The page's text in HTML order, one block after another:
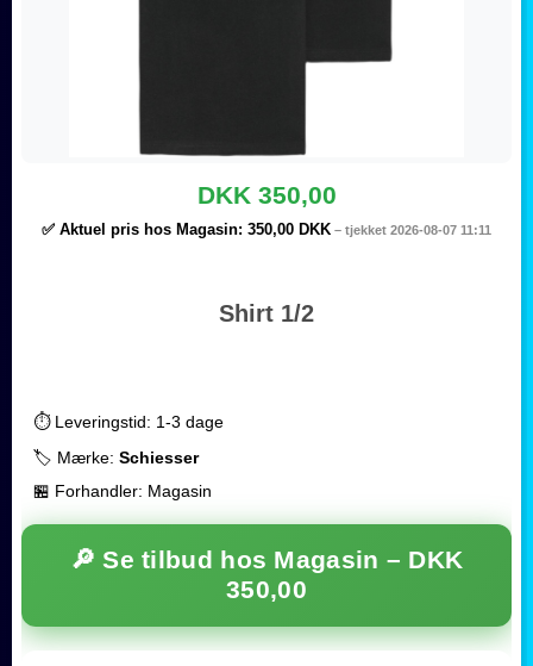
DKK 350,00
✅ Aktuel pris hos Magasin: 350,00 DKK – tjekket 2026-08-07 11:11
Shirt 1/2
⏱️ Leveringstid: 1-3 dage
🏷️ Mærke: Schiesser
🏪 Forhandler: Magasin
🔎 Se tilbud hos Magasin – DKK
350,00